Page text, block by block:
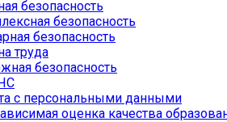
безопасность
безопасность
безопасность
труда
безопасность
с персональными данными
оценка качества